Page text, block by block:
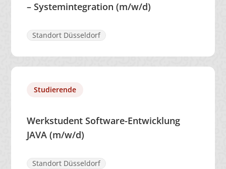
– Systemintegration (m/w/d)
Standort Düsseldorf
Studierende
Werkstudent Software-Entwicklung
JAVA (m/w/d)
Standort Düsseldorf